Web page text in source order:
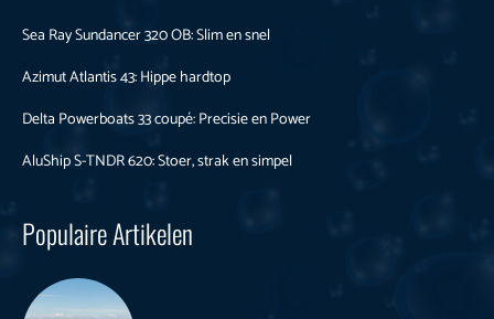
Sea Ray Sundancer 320 OB: Slim en snel
Azimut Atlantis 43: Hippe hardtop
Delta Powerboats 33 coupé: Precisie en Power
AluShip S-TNDR 620: Stoer, strak en simpel
Populaire Artikelen